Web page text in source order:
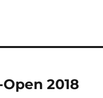
2018